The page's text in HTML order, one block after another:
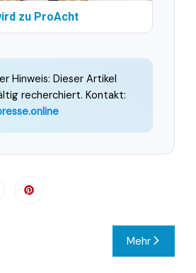
zu ProAcht
Hinweis: Dieser Artikel
recherchiert. Kontakt:
Mehr